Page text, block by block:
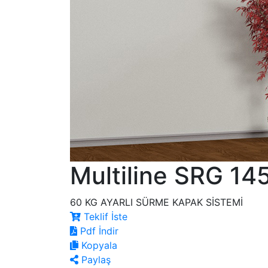
Multiline SRG
60 KG AYARLI SÜRME KAPAK SİSTEMİ
Teklif İste
Pdf İndir
Kopyala
Paylaş